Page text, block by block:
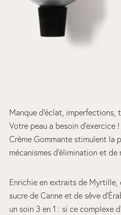
Manque d’éclat,
Votre peau a besoin d’exercice
Crème Gommante stimulent la
mécanismes d’élimination et de
Enrichie en extraits de Myrtille,
sucre de Canne et de sève
un soin 3 en 1 : si ce complexe